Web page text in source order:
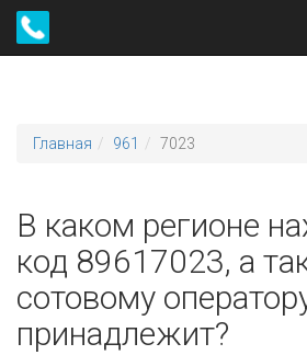
Главная 961 7023
В каком регионе
код 89617023, а
сотовому
принадлежит?